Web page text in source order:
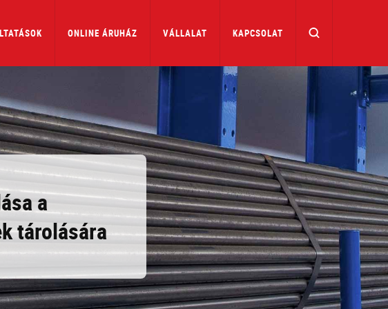
ONLINE ÁRUHÁZ VÁLLALAT KAPCSOLAT
a
tárolására